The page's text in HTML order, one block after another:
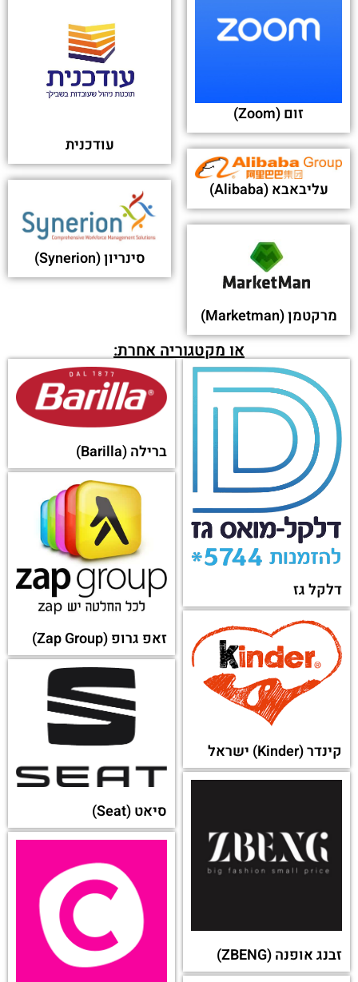
Intel to invest $600 mln to expand chip,
Mobileye R&D in Israel - Ynetnews
יש משהו שפספסת?
מחפש לקבל שירות לקוחות
מחברה אחרת?
מאותה קטגוריה:
avast
באמבל (Bumble)
כשר פליי
לוטו שלי
זאפ גרופ (Zap Group)
זול פה
עודכנית
עליבאבא (Alibaba)